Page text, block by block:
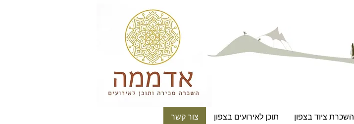
צור קשר תוכן לאירועים בצפון השכרת ציוד בצפון